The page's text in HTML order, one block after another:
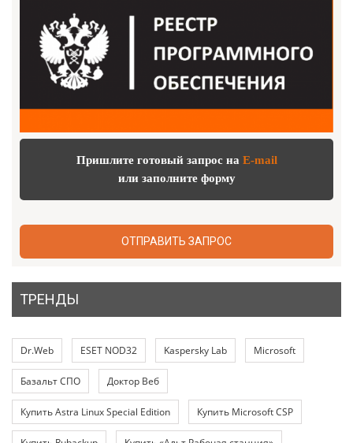
Пришлите готовый запрос на E-mail
или заполните форму
ОТПРАВИТЬ ЗАПРОС
ТРЕНДЫ
Dr.Web ESET NOD32 Kaspersky Lab Microsoft
Базальт СПО Доктор Веб
Купить Astra Linux Special Edition Купить Microsoft CSP